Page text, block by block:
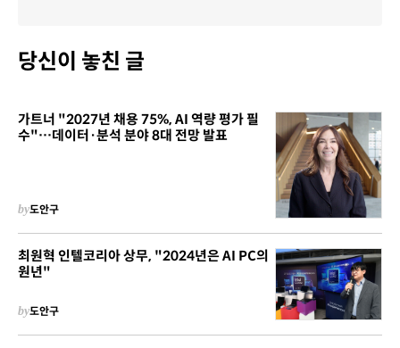
당신이 놓친 글
가트너 "2027년 채용 75%, AI 역량 평가 필
수"…데이터·분석 분야 8대 전망 발표
by도안구
최원혁 인텔코리아 상무, "2024년은 AI PC의
원년"
by도안구